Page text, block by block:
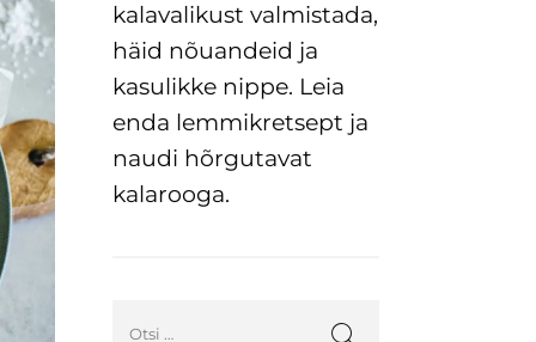
kalavalikust valmistada,
häid nõuandeid ja
kasulikke nippe. Leia
enda lemmikretsept ja
naudi hõrgutavat
kalarooga.